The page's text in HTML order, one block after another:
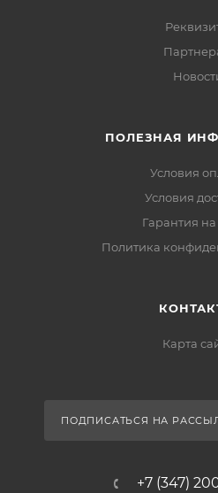
ПОЛЕЗНАЯ
Условия
Условия
Гарантия на
Политика
Карта
ПОДПИСАТЬСЯ НА
+7 (347)